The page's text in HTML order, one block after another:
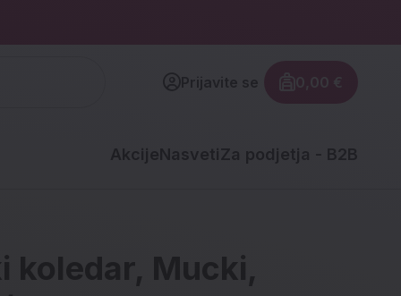
Prijavite se
Znesek
0,00 €
AkcijeNasveti Za podjetja - B2B
koledar, Mucki,